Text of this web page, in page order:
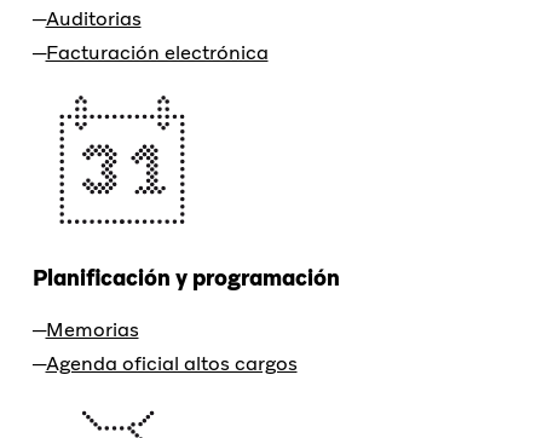
Auditorias
Facturación electrónica
Planificación y programación
Memorias
Agenda oficial altos cargos